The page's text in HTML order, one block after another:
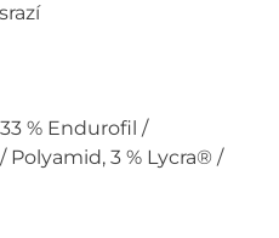
% Endurofil /
Polyamid, 3 % Lycra® /